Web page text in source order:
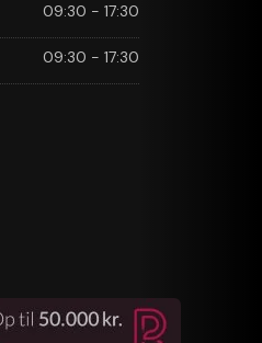
09:30 - 17:30
09:30 - 17:30